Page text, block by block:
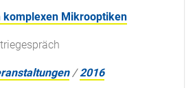
komplexen Mikrooptiken
/2016